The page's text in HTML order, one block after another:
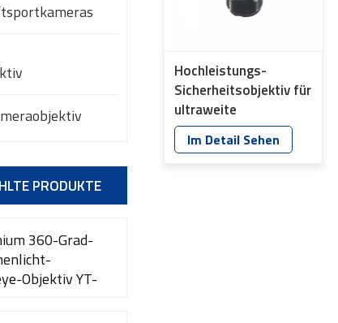
Hochleistungs-
Sicherheitsobjektiv für
ultraweite
Überwachung YT-
4975P-B2
Im Detail Sehen
PRODUKTE
360-Grad-
Objektiv YT-